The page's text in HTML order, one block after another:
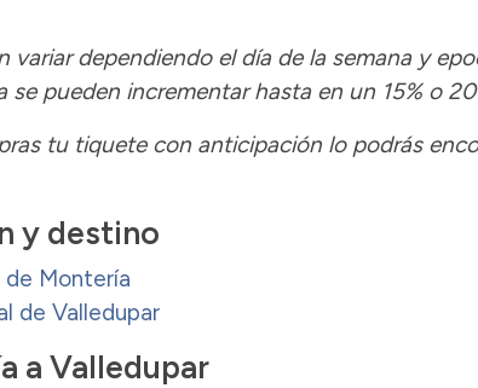
variar dependiendo el día de la semana y
se pueden incrementar hasta en un 15% o
tu tiquete con anticipación lo podrás
y destino
de Montería
de Valledupar
a Valledupar